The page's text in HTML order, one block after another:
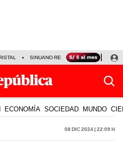
SINUANO RESULTADOS HOY
ECONOMÍA SOCIEDAD MUNDO
08 Dic 2024 | 22:09 h